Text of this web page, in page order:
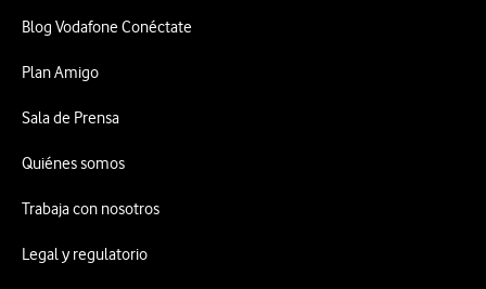
Blog Vodafone Conéctate
Plan Amigo
Sala de Prensa
Quiénes somos
Trabaja con nosotros
Legal y regulatorio